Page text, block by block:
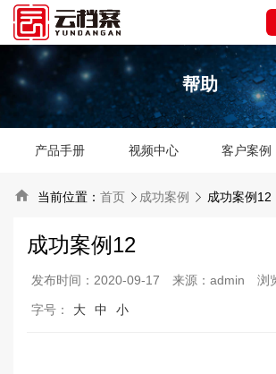
帮助
产品手册 视频中心 客户案例
 当前位置： 首页  成功案例  成功案例12
成功案例12
发布时间：2020-09-17 来源：admin 浏
字号： 大 中 小